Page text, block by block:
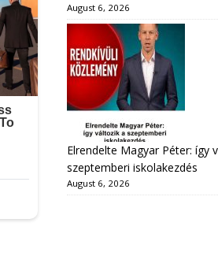
August 6, 2026
Elrendelte Magyar Péter: így
szeptemberi iskolakezdés
August 6, 2026